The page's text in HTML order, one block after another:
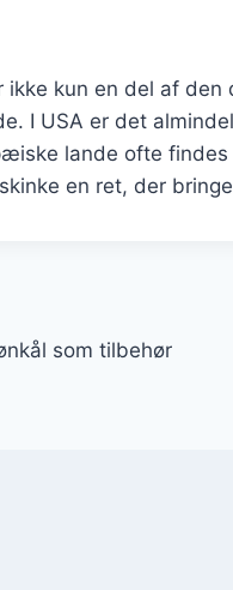
ikke kun en del af
I USA er det
lande ofte
en ret, der
som tilbehør